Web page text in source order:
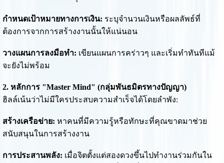
กำหนดเป้าหมายทางการเงิน: ระบุจำนวนเงินหรือผลลัพธ์ที่
ต้องการจากการสร้างงานนั้นให้แน่นอน
วางแผนการลงมือทำ: เขียนแผนการคร่าวๆ และเริ่มทำทันทีแม้
จะยังไม่พร้อม
2. หลักการ "Master Mind" (กลุ่มพันธมิตรทางปัญญา)
ฮิลล์เน้นว่าไม่มีใครประสบความสำเร็จได้โดยลำพัง:
สร้างเครือข่าย: หาคนที่มีความรู้หรือทักษะที่คุณขาดมาช่วย
สนับสนุนในการสร้างงาน
การประสานพลัง: เมื่อจิตตั้งแต่สองดวงขึ้นไปทำงานร่วมกันใน